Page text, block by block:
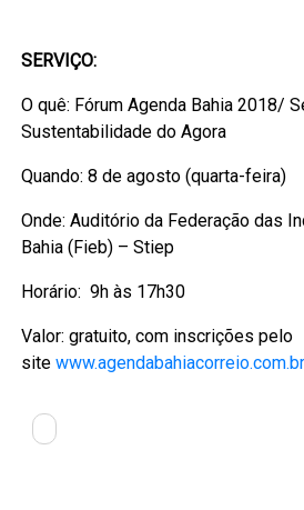
SERVIÇO:
O quê: Fórum Agenda Bahia 2018/
Sustentabilidade do Agora
Quando: 8 de agosto (quarta-feira)
Onde: Auditório da Federação das
Bahia (Fieb) – Stiep
Horário: 9h às 17h30
Valor: gratuito, com inscrições pelo
sitewww.agendabahiacorreio.com.br